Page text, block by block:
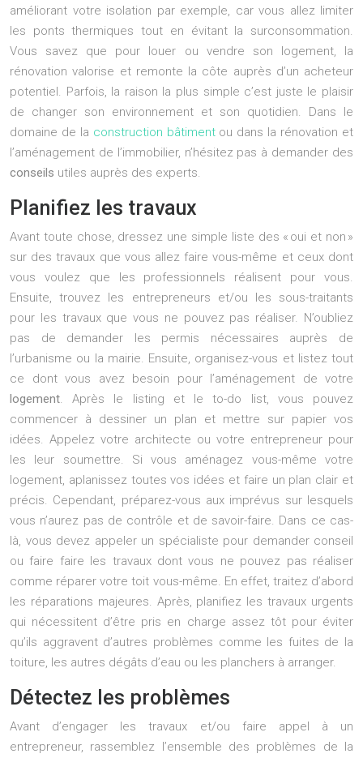
améliorant votre isolation par exemple, car vous allez limiter
les ponts thermiques tout en évitant la surconsommation.
Vous savez que pour louer ou vendre son logement, la
rénovation valorise et remonte la côte auprès d’un acheteur
potentiel. Parfois, la raison la plus simple c’est juste le plaisir
de changer son environnement et son quotidien. Dans le
domaine de la construction bâtimentou dans la rénovation et
l’aménagement de l’immobilier, n’hésitez pas à demander des
conseils utiles auprès des experts.
Planifiez les travaux
Avant toute chose, dressez une simple liste des « oui et non »
sur des travaux que vous allez faire vous-même et ceux dont
vous voulez que les professionnels réalisent pour vous.
Ensuite, trouvez les entrepreneurs et/ou les sous-traitants
pour les travaux que vous ne pouvez pas réaliser. N’oubliez
pas de demander les permis nécessaires auprès de
l’urbanisme ou la mairie. Ensuite, organisez-vous et listez tout
ce dont vous avez besoin pour l’aménagement de votre
logement. Après le listing et le to-do list, vous pouvez
commencer à dessiner un plan et mettre sur papier vos
idées. Appelez votre architecte ou votre entrepreneur pour
les leur soumettre. Si vous aménagez vous-même votre
logement, aplanissez toutes vos idées et faire un plan clair et
précis. Cependant, préparez-vous aux imprévus sur lesquels
vous n’aurez pas de contrôle et de savoir-faire. Dans ce cas-
là, vous devez appeler un spécialiste pour demander conseil
ou faire faire les travaux dont vous ne pouvez pas réaliser
comme réparer votre toit vous-même. En effet, traitez d’abord
les réparations majeures. Après, planifiez les travaux urgents
qui nécessitent d’être pris en charge assez tôt pour éviter
qu’ils aggravent d’autres problèmes comme les fuites de la
toiture, les autres dégâts d’eau ou les planchers à arranger.
Détectez les problèmes
Avant d’engager les travaux et/ou faire appel à un
entrepreneur, rassemblez l’ensemble des problèmes de la